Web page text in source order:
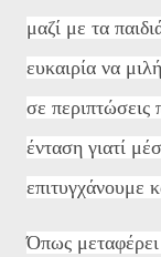
μαζί με τα
ευκαιρία να
σε περιπτώσεις
ένταση γιατί
επιτυγχάνουμε
Όπως μεταφέρει